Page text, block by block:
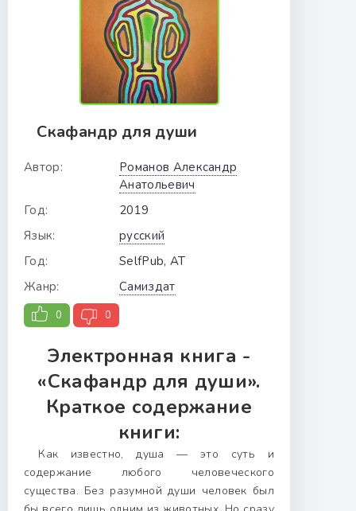
Скафандр для души
Автор:
Романов Александр
Анатольевич
Год:
2019
Язык:
русский
Год:
SelfPub, АТ
Жанр:
Самиздат
0 0
Электронная книга -
«Скафандр для души».
Краткое содержание
книги:
Как известно, душа — это суть и
содержание любого человеческого
существа. Без разумной души человек был